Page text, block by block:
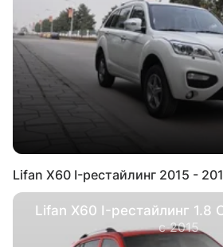
Lifan X60 I-рестайлинг 2015 -
Lifan X60 I-рестайлинг 1.8
с 2015